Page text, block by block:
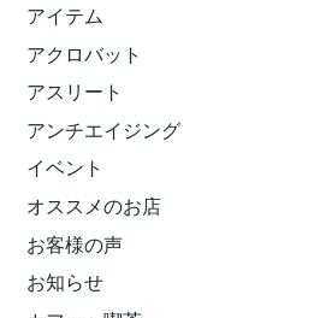
アイテム
アクロバット
アスリート
アンチエイジング
イベント
オススメのお店
お客様の声
お知らせ